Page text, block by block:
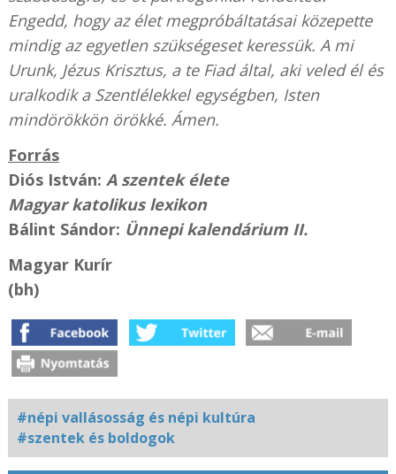
Engedd, hogy az élet megpróbáltatásai közepette
mindig az egyetlen szükségeset keressük. A mi
Urunk, Jézus Krisztus, a te Fiad által, aki veled él és
uralkodik a Szentlélekkel egységben, Isten
mindörökkön örökké. Ámen.
Forrás
Diós István: A szentek élete
Magyar katolikus lexikon
Bálint Sándor: Ünnepi kalendárium II.
Magyar Kurír
(bh)
#népi vallásosság és népi kultúra
#szentek és boldogok